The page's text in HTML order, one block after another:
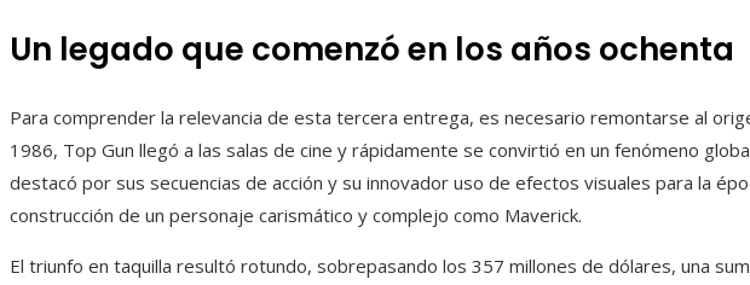
Un legado que comenzó en los años ochenta
Para comprender la relevancia de esta tercera entrega, es necesario remontarse al
1986, Top Gun llegó a las salas de cine y rápidamente se convirtió en un fenómeno
destacó por sus secuencias de acción y su innovador uso de efectos visuales para la
construcción de un personaje carismático y complejo como Maverick.
El triunfo en taquilla resultó rotundo, sobrepasando los 357 millones de dólares, una